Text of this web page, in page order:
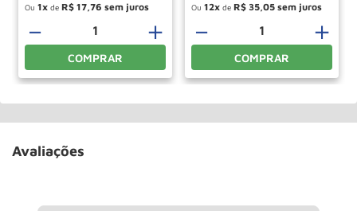
Ou 1 de R$ 17,76
＋
－
COMPRAR
Ou 12 de R$ 35,05
＋
－
COMPRAR
Avaliações